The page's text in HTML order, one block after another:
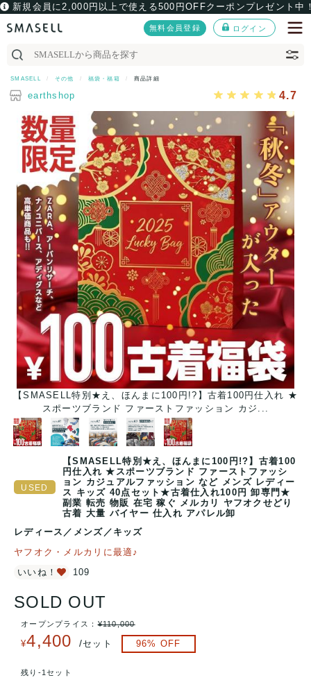
新規会員に2,000円以上で使える500円OFFクーポンプレゼント中
無料会員登録 ログイン
SMASELL その他 福袋・福箱 商品詳細
earthshop 4.7
【SMASELL特別★え、ほんまに100円!?】古着100円仕入れ ★
スポーツブランド ファーストファッション カジ...
【SMASELL特別★え、ほんまに100円!?】古着100
円仕入れ ★スポーツブランド ファーストファッシ
ョン カジュアルファッション など メンズ レディー
ス キッズ 40点セット★古着仕入れ100円 卸専門★
副業 転売 物販 在宅 稼ぐ メルカリ ヤフオクせどり
古着 大量 バイヤー 仕入れ アパレル卸
レディース ／ メンズ ／ キッズ
ヤフオク・メルカリに最適♪
いいね！
109
SOLD OUT
オープンプライス：¥110,000
¥4,400 /セット 96% OFF
残り-1セット